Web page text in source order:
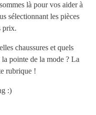
là pour vos aider à
sélectionnant les pièces
prix.
chaussures et quels
pointe de la mode ? La
rubrique !
:)